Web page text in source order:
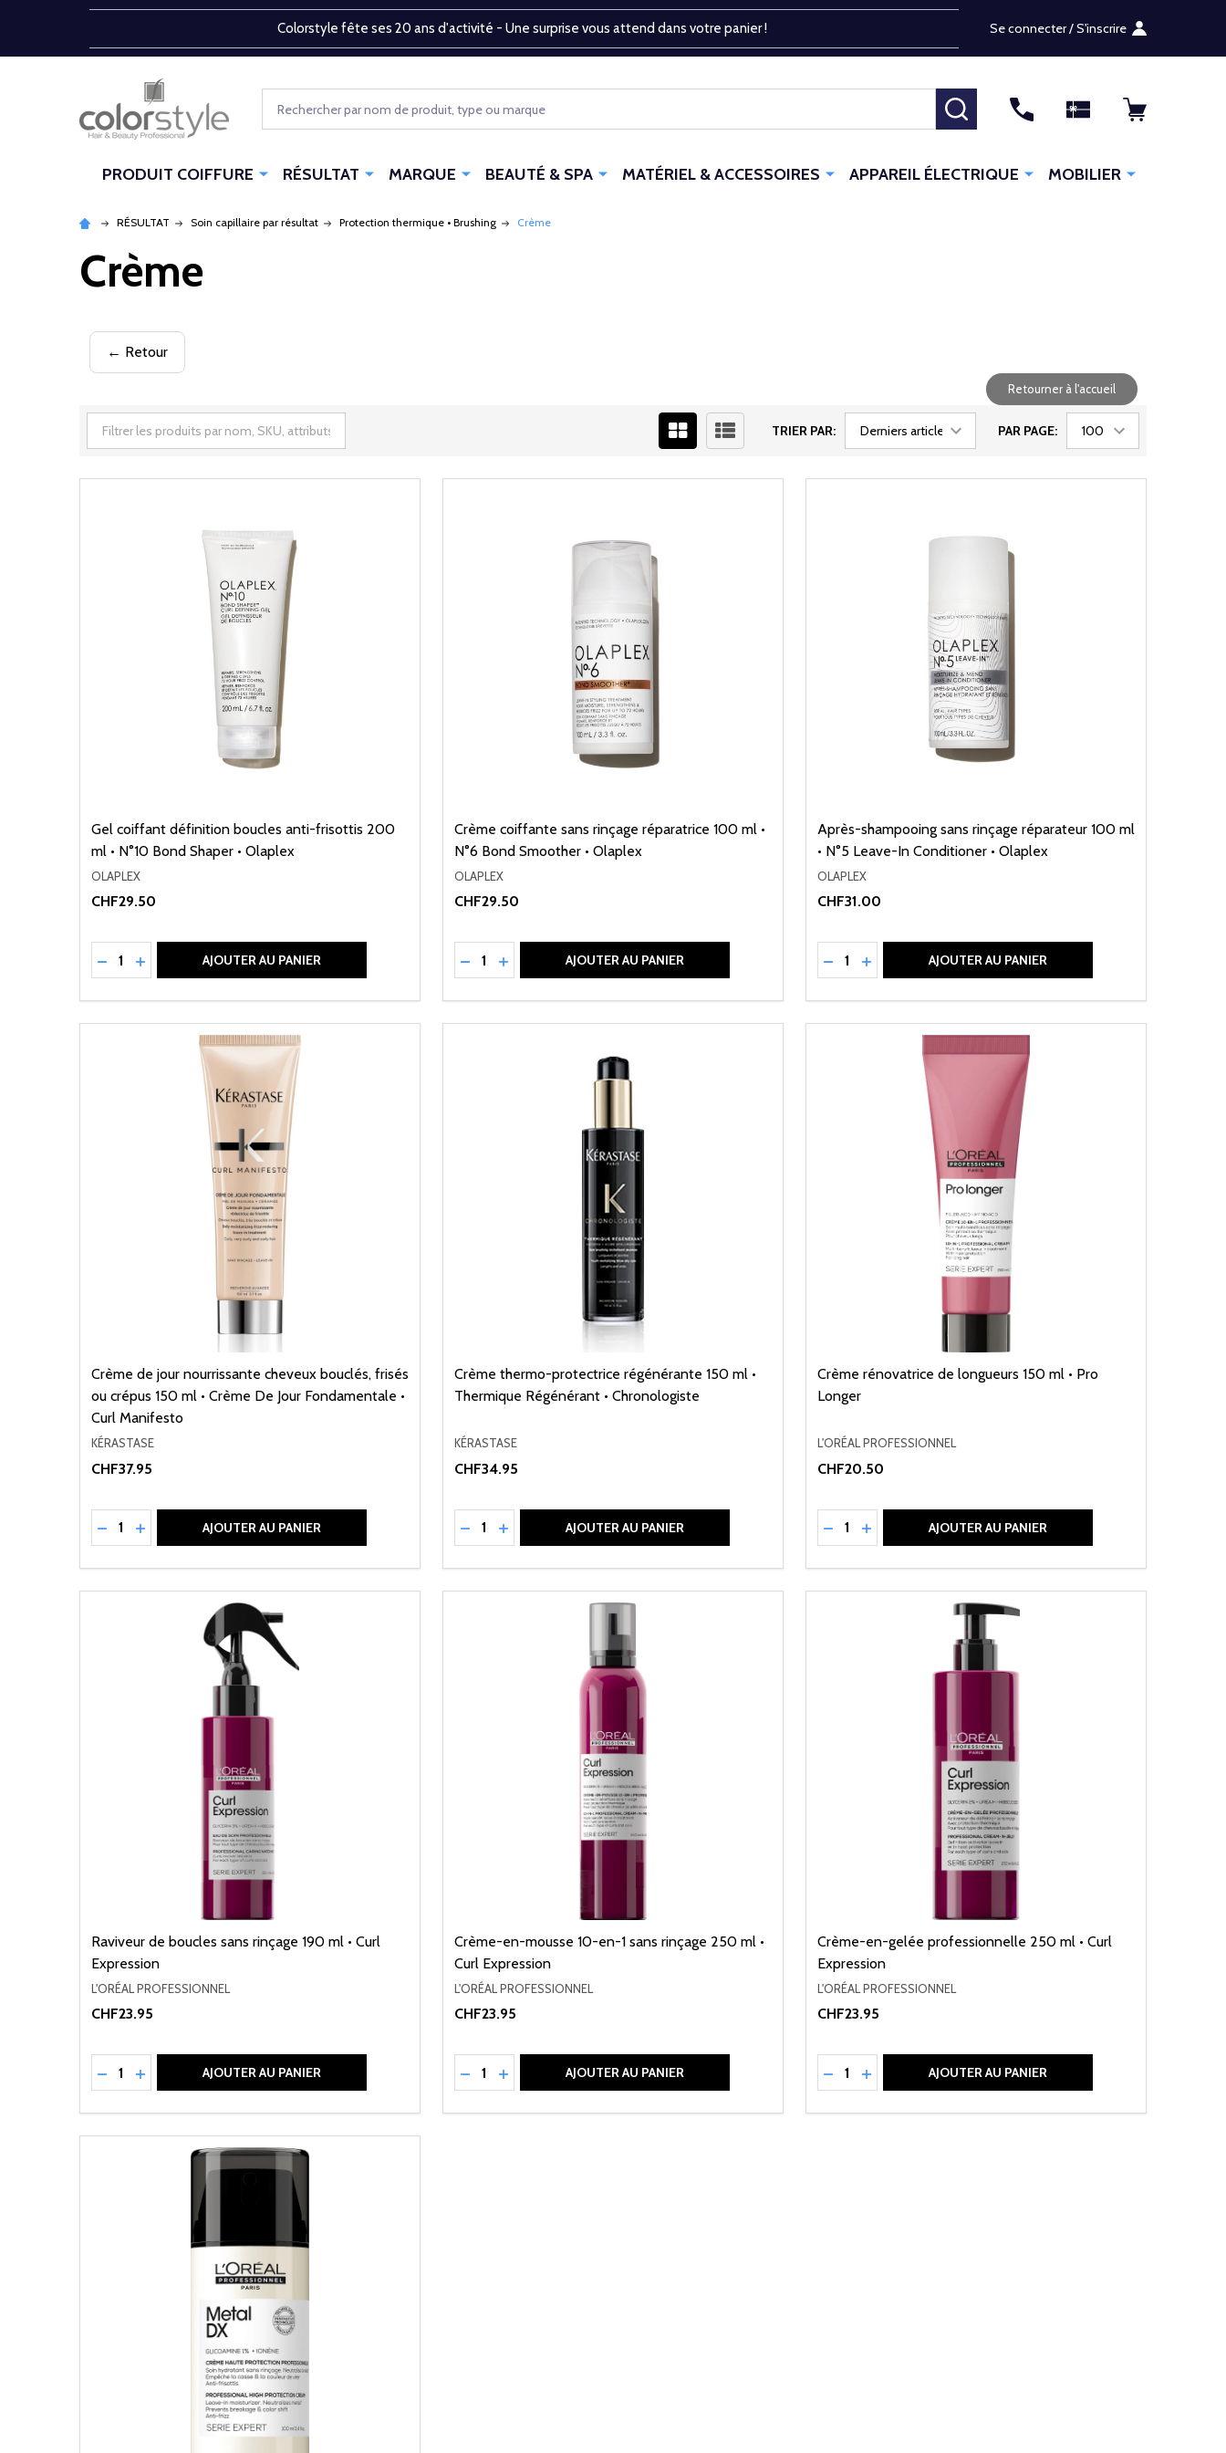
Colorstyle fête ses 20 ans d'activité - Une surprise vous attend dans votre panier ! Se connecter / S'inscrire
RECHERCHER
PRODUIT COIFFURE RÉSULTAT MARQUE BEAUTÉ & SPA MATÉRIEL & ACCESSOIRES APPAREIL ÉLECTRIQUE MOBILIER
RÉSULTAT Soin capillaire par résultat Protection thermique • Brushing Crème
Crème
← Retour
Retourner à l'accueil
TRIER PAR: PAR PAGE:
Gel coiffant définition boucles anti-frisottis 200
ml • N°10 Bond Shaper • Olaplex
OLAPLEX
CHF29.50
Quantité:
RÉDUIRE LA QUANTITÉ DE UNDEFINED
AUGMENTER LA QUANTITÉ DE UNDEFINED
AJOUTER AU PANIER
Crème coiffante sans rinçage réparatrice 100 ml •
N°6 Bond Smoother • Olaplex
OLAPLEX
CHF29.50
Quantité:
RÉDUIRE LA QUANTITÉ DE UNDEFINED
AUGMENTER LA QUANTITÉ DE UNDEFINED
AJOUTER AU PANIER
Après-shampooing sans rinçage réparateur 100 ml
• N°5 Leave-In Conditioner • Olaplex
OLAPLEX
CHF31.00
Quantité:
RÉDUIRE LA QUANTITÉ DE UNDEFINED
AUGMENTER LA QUANTITÉ DE UNDEFINED
AJOUTER AU PANIER
Crème de jour nourrissante cheveux bouclés, frisés
ou crépus 150 ml • Crème De Jour Fondamentale •
Curl Manifesto
KÉRASTASE
CHF37.95
Quantité:
RÉDUIRE LA QUANTITÉ DE UNDEFINED
AUGMENTER LA QUANTITÉ DE UNDEFINED
AJOUTER AU PANIER
Crème thermo-protectrice régénérante 150 ml •
Thermique Régénérant • Chronologiste
KÉRASTASE
CHF34.95
Quantité:
RÉDUIRE LA QUANTITÉ DE UNDEFINED
AUGMENTER LA QUANTITÉ DE UNDEFINED
AJOUTER AU PANIER
Crème rénovatrice de longueurs 150 ml • Pro
Longer
L'ORÉAL PROFESSIONNEL
CHF20.50
Quantité:
RÉDUIRE LA QUANTITÉ DE UNDEFINED
AUGMENTER LA QUANTITÉ DE UNDEFINED
AJOUTER AU PANIER
Raviveur de boucles sans rinçage 190 ml • Curl
Expression
L'ORÉAL PROFESSIONNEL
CHF23.95
Quantité:
RÉDUIRE LA QUANTITÉ DE UNDEFINED
AUGMENTER LA QUANTITÉ DE UNDEFINED
AJOUTER AU PANIER
Crème-en-mousse 10-en-1 sans rinçage 250 ml •
Curl Expression
L'ORÉAL PROFESSIONNEL
CHF23.95
Quantité:
RÉDUIRE LA QUANTITÉ DE UNDEFINED
AUGMENTER LA QUANTITÉ DE UNDEFINED
AJOUTER AU PANIER
Crème-en-gelée professionnelle 250 ml • Curl
Expression
L'ORÉAL PROFESSIONNEL
CHF23.95
Quantité:
RÉDUIRE LA QUANTITÉ DE UNDEFINED
AUGMENTER LA QUANTITÉ DE UNDEFINED
AJOUTER AU PANIER